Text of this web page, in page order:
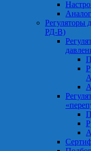
Регуляторы
РД-В)
А